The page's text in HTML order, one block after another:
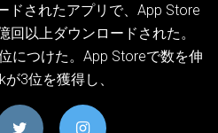
ドされたアプリで、App Store
回以上ダウンロードされた。
につけた。App Storeで数を伸
が3位を獲得し、